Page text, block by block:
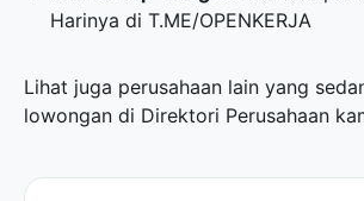
Harinya diT.ME/OPENKERJA
Lihat juga perusahaan lain yang
lowongan di Direktori Perusahaan